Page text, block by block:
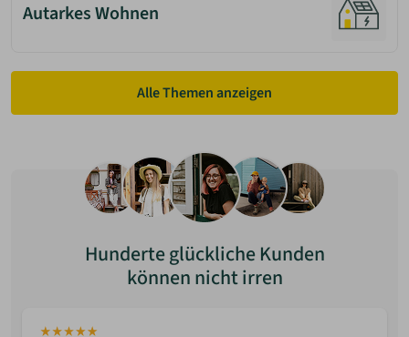
Autarkes Wohnen
Alle Themen anzeigen
Hunderte glückliche Kunden
können nicht irren